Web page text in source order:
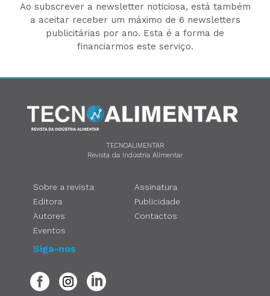
Ao subscrever a newsletter noticiosa, está também
a aceitar receber um máximo de 6 newsletters
publicitárias por ano. Esta é a forma de
financiarmos este serviço.
TECNOALIMENTAR
Revista da Indústria Alimentar
Sobre a revista
Editora
Autores
Eventos
Assinatura
Publicidade
Contactos
Siga-nos